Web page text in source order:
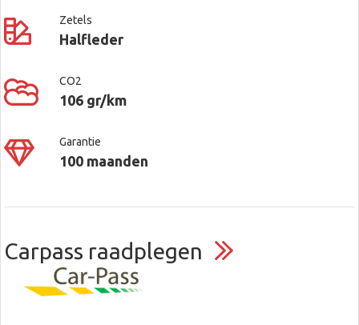
Zetels
Halfleder
CO2
106 gr/km
Garantie
100 maanden
Carpass raadplegen